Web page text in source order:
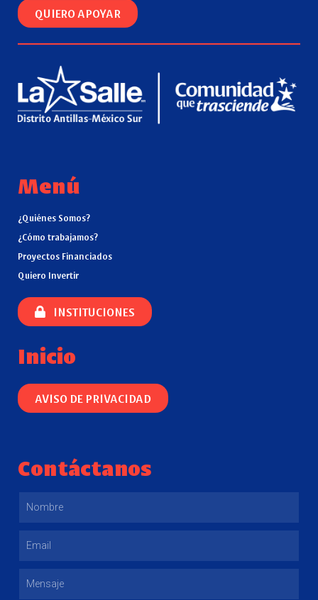
QUIERO APOYAR
Menú
¿Quiénes Somos?
¿Cómo trabajamos?
Proyectos Financiados
Quiero Invertir
INSTITUCIONES
Inicio
AVISO DE PRIVACIDAD
Contáctanos